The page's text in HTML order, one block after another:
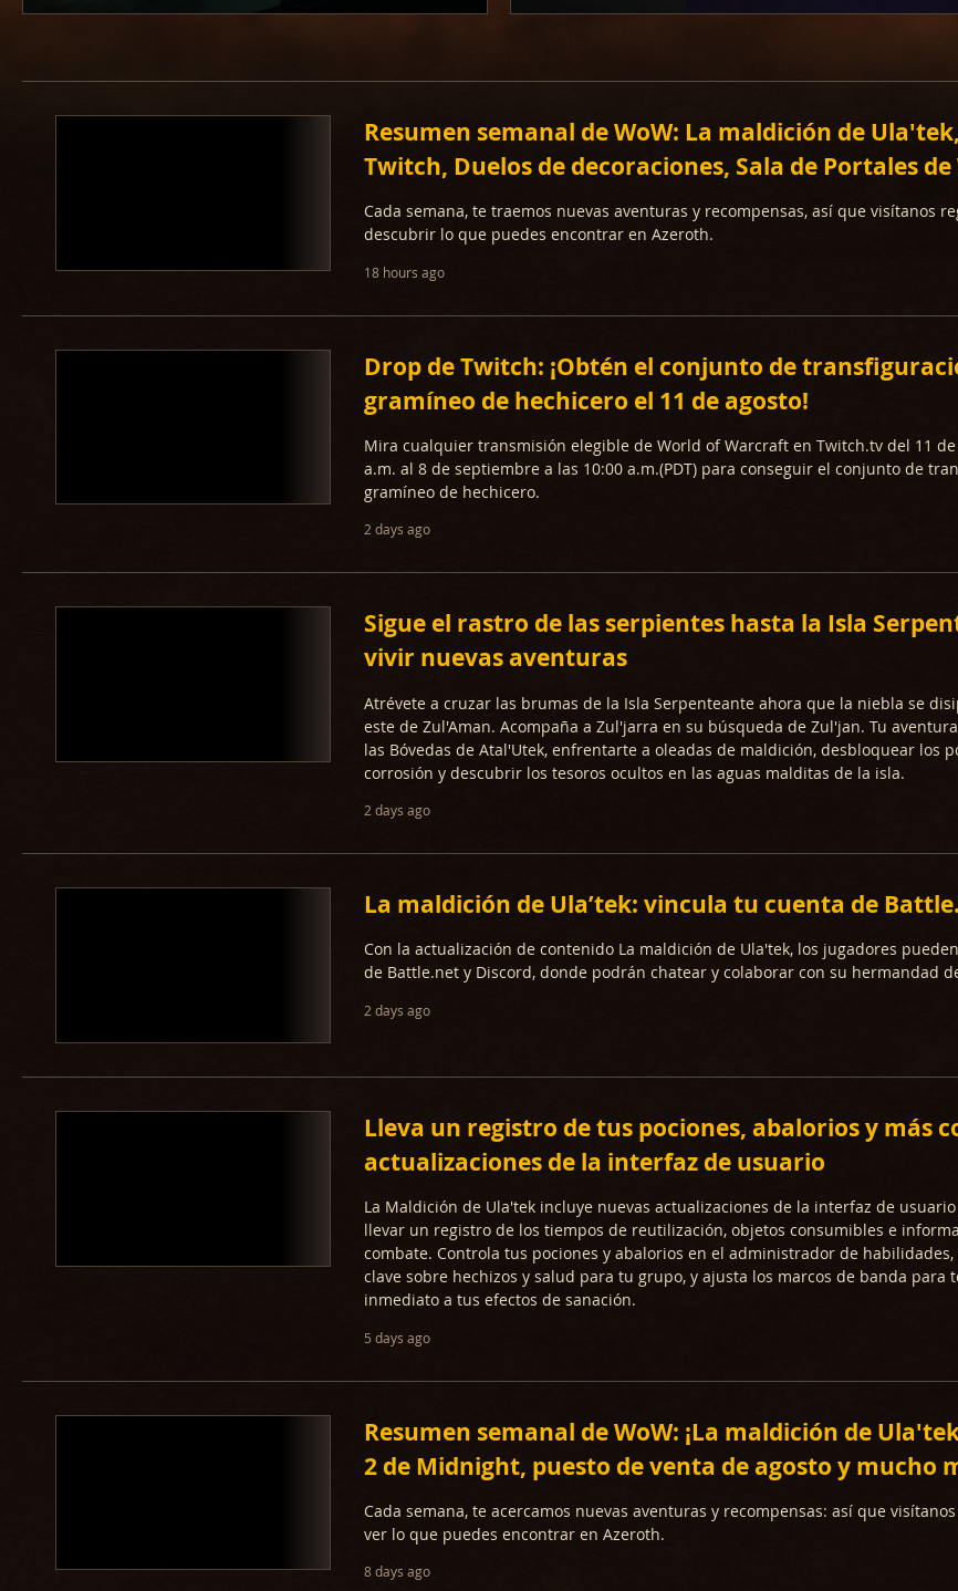
Resumen semanal de WoW: La maldición de
Twitch, Duelos de decoraciones, Sala de Portales de
Cada semana, te traemos nuevas aventuras y recompensas, así que visítanos
descubrir lo que puedes encontrar en Azeroth.
18 hours ago
Drop de Twitch: ¡Obtén el conjunto de
gramíneo de hechicero el 11 de agosto!
Mira cualquier transmisión elegible de World of Warcraft en Twitch.tv del 11 de
a.m. al 8 de septiembre a las 10:00 a.m.(PDT) para conseguir el conjunto de
gramíneo de hechicero.
2 days ago
Sigue el rastro de las serpientes hasta la Isla
vivir nuevas aventuras
Atrévete a cruzar las brumas de la Isla Serpenteante ahora que la niebla se
este de Zul'Aman. Acompaña a Zul'jarra en su búsqueda de Zul'jan. Tu
las Bóvedas de Atal'Utek, enfrentarte a oleadas de maldición, desbloquear los
corrosión y descubrir los tesoros ocultos en las aguas malditas de la isla.
2 days ago
La maldición de Ula’tek: vincula tu cuenta de
Con la actualización de contenido La maldición de Ula'tek, los jugadores
de Battle.net y Discord, donde podrán chatear y colaborar con su hermandad
2 days ago
Lleva un registro de tus pociones, abalorios y más
actualizaciones de la interfaz de usuario
La Maldición de Ula'tek incluye nuevas actualizaciones de la interfaz de
llevar un registro de los tiempos de reutilización, objetos consumibles e
combate. Controla tus pociones y abalorios en el administrador de
clave sobre hechizos y salud para tu grupo, y ajusta los marcos de banda para
inmediato a tus efectos de sanación.
5 days ago
Resumen semanal de WoW: ¡La maldición de
2 de Midnight, puesto de venta de agosto y mucho
Cada semana, te acercamos nuevas aventuras y recompensas: así que
ver lo que puedes encontrar en Azeroth.
8 days ago